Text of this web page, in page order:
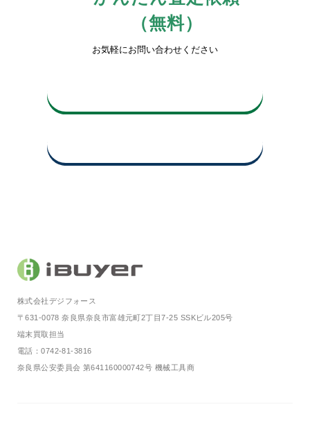
（無料）
お気軽にお問い合わせください
株式会社デジフォース
〒631-0078 奈良県奈良市富雄元町2丁目7-25 SSKビル205号
端末買取担当
電話：0742-81-3816
奈良県公安委員会 第641160000742号 機械工具商